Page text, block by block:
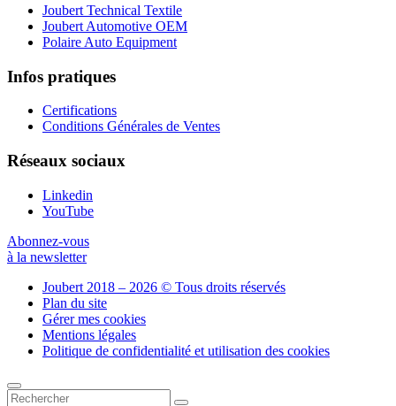
Joubert Technical Textile
Joubert Automotive OEM
Polaire Auto Equipment
Infos pratiques
Certifications
Conditions Générales de Ventes
Réseaux sociaux
Linkedin
YouTube
Abonnez-vous
à la newsletter
Joubert 2018 – 2026 © Tous droits réservés
Plan du site
Gérer mes cookies
Mentions légales
Politique de confidentialité et utilisation des cookies